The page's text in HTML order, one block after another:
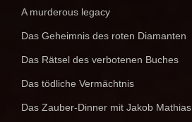
A murderous legacy
Das Geheimnis des roten Diamanten
Das Rätsel des verbotenen Buches
Das tödliche Vermächtnis
Das Zauber-Dinner mit Jakob Mathias